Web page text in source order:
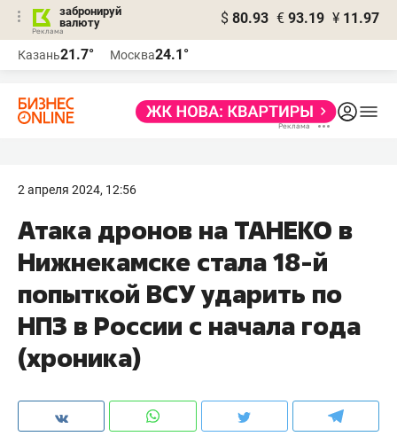
забронируй
валюту
$ 80.93 € 93.19 ¥ 11.97
Казань21.7° Москва24.1°
2 апреля 2024, 12:56
Атака дронов на ТАНЕКО в
Нижнекамске стала 18-й
попыткой ВСУ ударить по
НПЗ в России с начала года
(хроника)